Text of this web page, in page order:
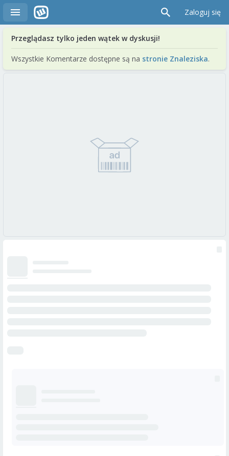
Zaloguj się
Przeglądasz tylko jeden wątek w dyskusji!
Wszystkie Komentarze dostępne są na stronie Znaleziska.